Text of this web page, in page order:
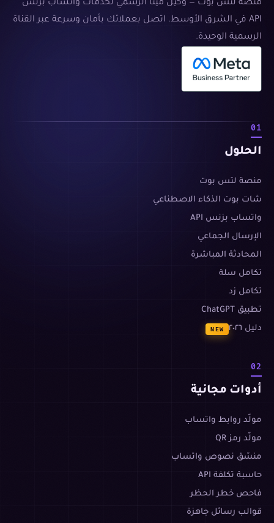
منصة لتس بوت — وكيل ميتا الرسمي لخدمات واتساب بزنس
API في الشرق الأوسط. اتصل بعملائك بأمان وسرعة عبر القناة
الرسمية الوحيدة.
01
الحلول
منصة لتس بوت
شات بوت الذكاء الاصطناعي
واتساب بزنس API
الإرسال الجماعي
المحادثة المباشرة
تكامل سلة
تكامل زد
تطبيق ChatGPT
دليل ٢٠٢٦
NEW
02
أدوات مجانية
مولّد روابط واتساب
مولّد رمز QR
منسّق نصوص واتساب
حاسبة تكلفة API
فاحص خطر الحظر
قوالب رسائل جاهزة